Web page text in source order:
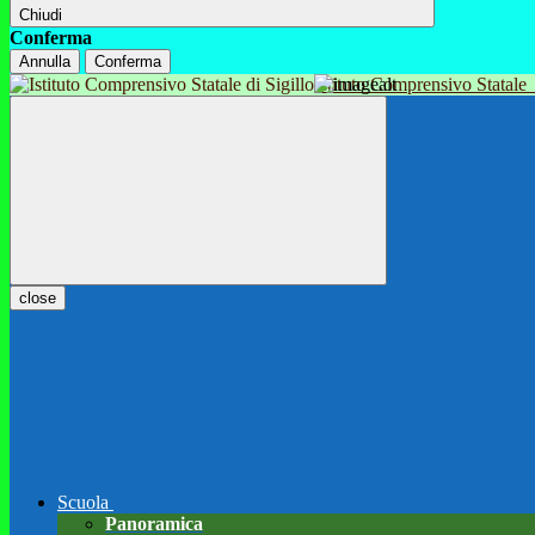
Chiudi
Conferma
Annulla Conferma
Istituto Comprensivo Statale
close
Scuola
Panoramica